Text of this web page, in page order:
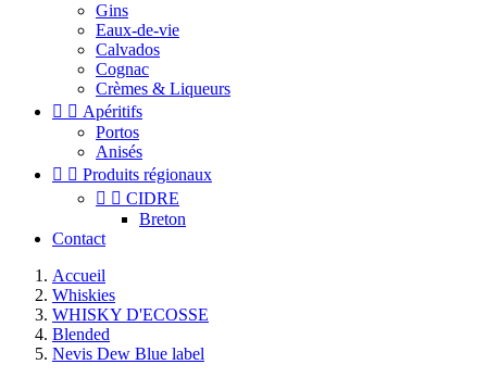
Gins
Eaux-de-vie
Calvados
Cognac
Crèmes & Liqueurs
  Apéritifs
Portos
Anisés
  Produits régionaux
  CIDRE
Breton
Contact
Accueil
Whiskies
WHISKY D'ECOSSE
Blended
Nevis Dew Blue label